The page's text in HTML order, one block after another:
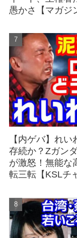
愚かさ【マガジ
【内ゲバ】れ
存続か？Zガン
が激怒！無能な
転三転【KSLチ